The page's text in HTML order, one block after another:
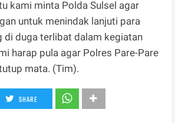
kami minta Polda Sulsel agar
untuk menindak lanjuti para
di duga terlibat dalam kegiatan
harap pula agar Polres Pare-Pare
mata. (Tim).
SHARE